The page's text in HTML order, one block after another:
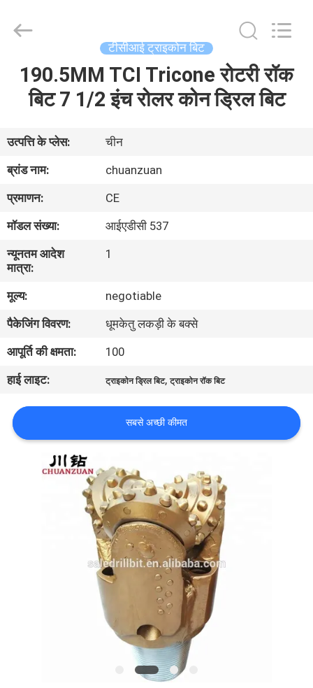
हमारे
बारे
कारखाना
गुणवत्ता
नियंत्रण
करें
Copyright
tcitriconebit.com.
टीसीआई ट्राइकोन बिट
190.5MM TCI Tricone रोटरी रॉक
बिट 7 1/2 इंच रोलर कोन ड्रिल बिट
उत्पत्ति के प्लेस:
चीन
ब्रांड नाम:
chuanzuan
प्रमाणन:
CE
मॉडल संख्या:
आईएडीसी 537
न्यूनतम आदेश
मात्रा:
1
मूल्य:
negotiable
पैकेजिंग विवरण:
धूमकेतु लकड़ी के बक्से
आपूर्ति की क्षमता:
100
हाई लाइट:
ट्राइकोन ड्रिल बिट,ट्राइकोन रॉक बिट
सबसे अच्छी कीमत